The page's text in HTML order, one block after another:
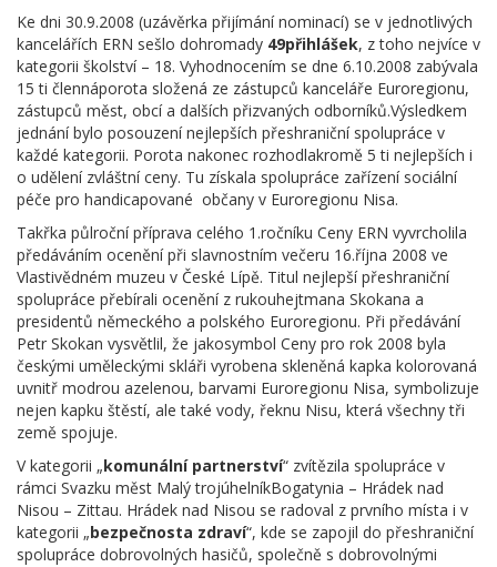
Ke dni 30.9.2008 (uzávěrka přijímání nominací) se v jednotlivých
kancelářích ERN sešlo dohromady 49přihlášek, z toho nejvíce v
kategorii školství – 18. Vyhodnocením se dne 6.10.2008 zabývala
15 ti člennáporota složená ze zástupců kanceláře Euroregionu,
zástupců měst, obcí a dalších přizvaných odborníků.Výsledkem
jednání bylo posouzení nejlepších přeshraniční spolupráce v
každé kategorii. Porota nakonec rozhodlakromě 5 ti nejlepších i
o udělení zvláštní ceny. Tu získala spolupráce zařízení sociální
péče pro handicapované občany v Euroregionu Nisa.
Takřka půlroční příprava celého 1.ročníku Ceny ERN vyvrcholila
předáváním ocenění při slavnostním večeru 16.října 2008 ve
Vlastivědném muzeu v České Lípě. Titul nejlepší přeshraniční
spolupráce přebírali ocenění z rukouhejtmana Skokana a
presidentů německého a polského Euroregionu. Při předávání
Petr Skokan vysvětlil, že jakosymbol Ceny pro rok 2008 byla
českými uměleckými skláři vyrobena skleněná kapka kolorovaná
uvnitř modrou azelenou, barvami Euroregionu Nisa, symbolizuje
nejen kapku štěstí, ale také vody, řeknu Nisu, která všechny tři
země spojuje.
V kategorii „komunální partnerství“ zvítězila spolupráce v
rámci Svazku měst Malý trojúhelníkBogatynia – Hrádek nad
Nisou – Zittau. Hrádek nad Nisou se radoval z prvního místa i v
kategorii „bezpečnosta zdraví“, kde se zapojil do přeshraniční
spolupráce dobrovolných hasičů, společně s dobrovolnými